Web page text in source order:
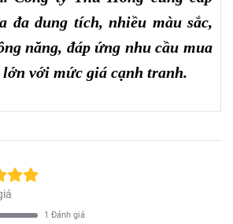
đa dung tích, nhiều màu sắc,
năng, đáp ứng nhu cầu mua
với mức giá cạnh tranh.
1 Đánh giá